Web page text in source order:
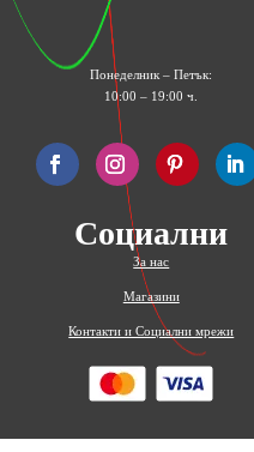
Понеделник – Петък:
10:00 – 19:00 ч.
Социални
За нас
Магазини
Контакти и Социални мрежи